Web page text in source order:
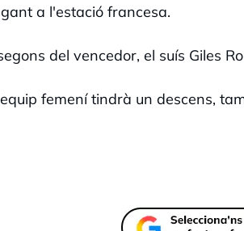
a l'estació francesa.
del vencedor, el suís Giles
femení tindrà un descens,